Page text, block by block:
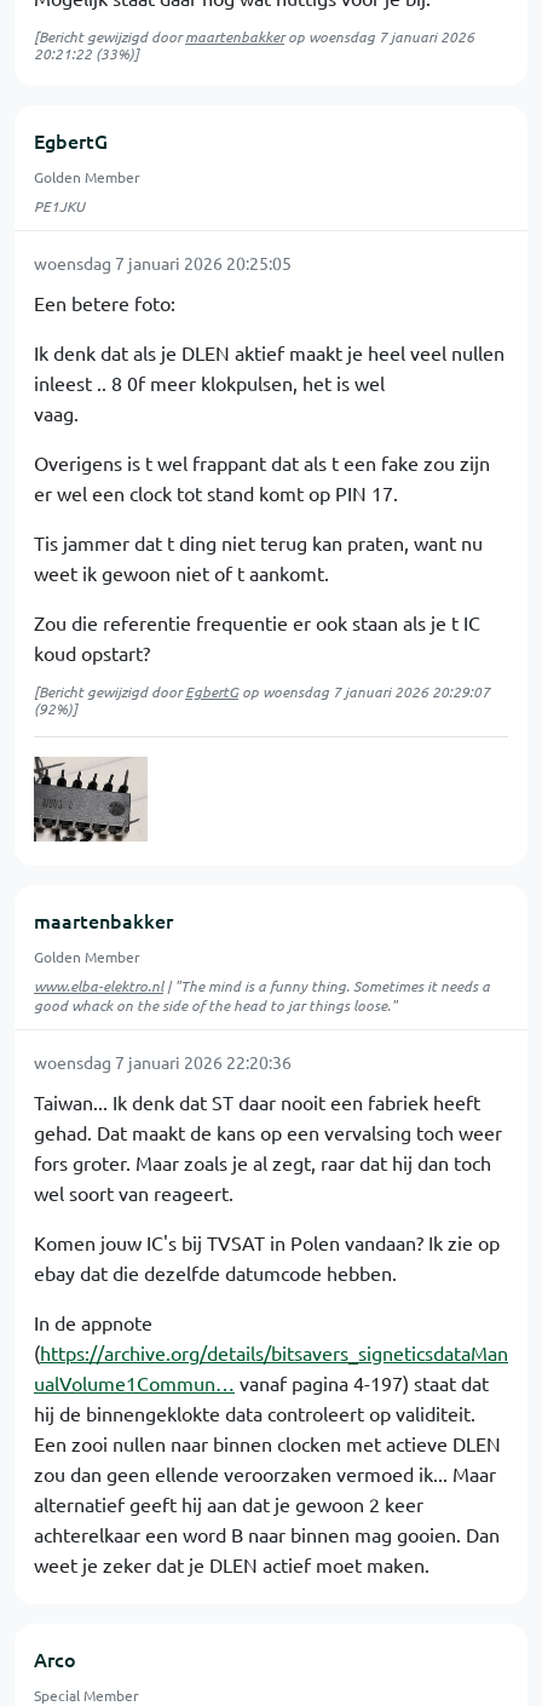
[Bericht gewijzigd doormaartenbakkerop woensdag 7 januari 2026
20:21:22 (33%)]
EgbertG
Golden Member
PE1JKU
woensdag 7 januari 2026 20:25:05
Een betere foto:
Ik denk dat als je DLEN aktief maakt je heel veel nullen
inleest .. 8 0f meer klokpulsen, het is wel
vaag.
Overigens is t wel frappant dat als t een fake zou zijn
er wel een clock tot stand komt op PIN 17.
Tis jammer dat t ding niet terug kan praten, want nu
weet ik gewoon niet of t aankomt.
Zou die referentie frequentie er ook staan als je t IC
koud opstart?
[Bericht gewijzigd doorEgbertGop woensdag 7 januari 2026 20:29:07
(92%)]
maartenbakker
Golden Member
www.elba-elektro.nl| "The mind is a funny thing. Sometimes it needs a
good whack on the side of the head to jar things loose."
woensdag 7 januari 2026 22:20:36
Taiwan... Ik denk dat ST daar nooit een fabriek heeft
gehad. Dat maakt de kans op een vervalsing toch weer
fors groter. Maar zoals je al zegt, raar dat hij dan toch
wel soort van reageert.
Komen jouw IC's bij TVSAT in Polen vandaan? Ik zie op
ebay dat die dezelfde datumcode hebben.
In de appnote
(https://archive.org/details/bitsavers_signeticsdataMan
ualVolume1Commun… vanaf pagina 4-197) staat dat
hij de binnengeklokte data controleert op validiteit.
Een zooi nullen naar binnen clocken met actieve DLEN
zou dan geen ellende veroorzaken vermoed ik... Maar
alternatief geeft hij aan dat je gewoon 2 keer
achterelkaar een word B naar binnen mag gooien. Dan
weet je zeker dat je DLEN actief moet maken.
Arco
Special Member